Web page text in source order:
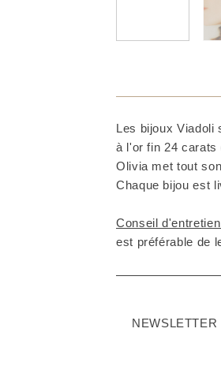
Les bijoux Viadoli
à l'or fin 24 carats
Olivia met tout
Chaque bijou est
Conseil
est préférable de
NEWSLETTER